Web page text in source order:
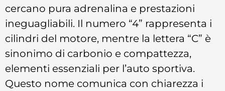
cercano pura adrenalina e prestazioni
ineguagliabili. Il numero “4” rappresenta i
cilindri del motore, mentre la lettera “C” è
sinonimo di carbonio e compattezza,
elementi essenziali per l’auto sportiva.
Questo nome comunica con chiarezza i